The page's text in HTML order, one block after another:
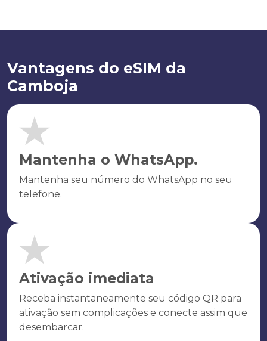
Vantagens do eSIM da
Camboja
Mantenha o WhatsApp.
Mantenha seu número do WhatsApp no seu
telefone.
Ativação imediata
Receba instantaneamente seu código QR para
ativação sem complicações e conecte assim que
desembarcar.